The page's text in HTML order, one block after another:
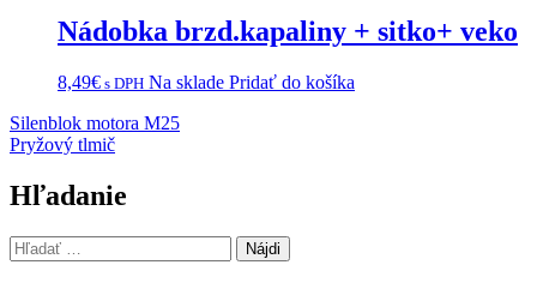
Nádobka brzd.kapaliny + sitko+ veko
8,49€ s DPH Na sklade Pridať do košíka
Navigácia
v
článku
Silenblok motora M25
Pryžový tlmič
Hľadanie
Hľadať: